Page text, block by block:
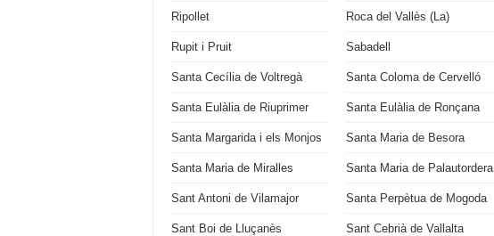
Ripollet Roca del Vallès (La)
Rupit i Pruit Sabadell
Santa Cecília de Voltregà Santa Coloma de Cervelló
Santa Eulàlia de Riuprimer Santa Eulàlia de Ronçana
Santa Margarida i els Monjos Santa Maria de Besora
Santa Maria de Miralles Santa Maria de Palautordera
Sant Antoni de Vilamajor Santa Perpètua de Mogoda
Sant Boi de Lluçanès Sant Cebrià de Vallalta